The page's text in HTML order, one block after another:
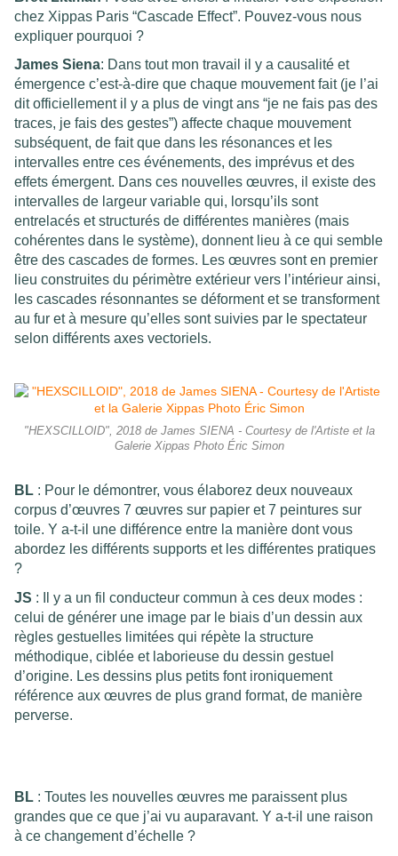
chez Xippas Paris “Cascade Effect”. Pouvez-vous nous
expliquer pourquoi ?
James Siena: Dans tout mon travail il y a causalité et
émergence c’est-à-dire que chaque mouvement fait (je l’ai
dit officiellement il y a plus de vingt ans “je ne fais pas des
traces, je fais des gestes”) affecte chaque mouvement
subséquent, de fait que dans les résonances et les
intervalles entre ces événements, des imprévus et des
effets émergent. Dans ces nouvelles œuvres, il existe des
intervalles de largeur variable qui, lorsqu’ils sont
entrelacés et structurés de différentes manières (mais
cohérentes dans le système), donnent lieu à ce qui semble
être des cascades de formes. Les œuvres sont en premier
lieu construites du périmètre extérieur vers l’intérieur ainsi,
les cascades résonnantes se déforment et se transforment
au fur et à mesure qu’elles sont suivies par le spectateur
selon différents axes vectoriels.
"HEXSCILLOID", 2018 de James SIENA - Courtesy de l'Artiste et la
Galerie Xippas Photo Éric Simon
BL : Pour le démontrer, vous élaborez deux nouveaux
corpus d’œuvres 7 œuvres sur papier et 7 peintures sur
toile. Y a-t-il une différence entre la manière dont vous
abordez les différents supports et les différentes pratiques
?
JS : Il y a un fil conducteur commun à ces deux modes :
celui de générer une image par le biais d’un dessin aux
règles gestuelles limitées qui répète la structure
méthodique, ciblée et laborieuse du dessin gestuel
d’origine. Les dessins plus petits font ironiquement
référence aux œuvres de plus grand format, de manière
perverse.
BL : Toutes les nouvelles œuvres me paraissent plus
grandes que ce que j’ai vu auparavant. Y a-t-il une raison
à ce changement d’échelle ?